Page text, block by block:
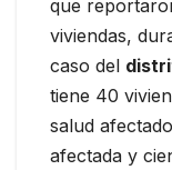
que
viviendas,
caso del
tiene 40
salud
afectada y